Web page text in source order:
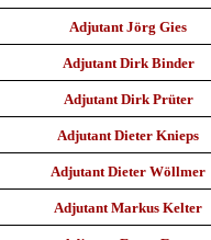
Adjutant Jörg Gies
Adjutant Dirk Binder
Adjutant Dirk Prüter
Adjutant Dieter Knieps
Adjutant Dieter Wöllmer
Adjutant Markus Kelter